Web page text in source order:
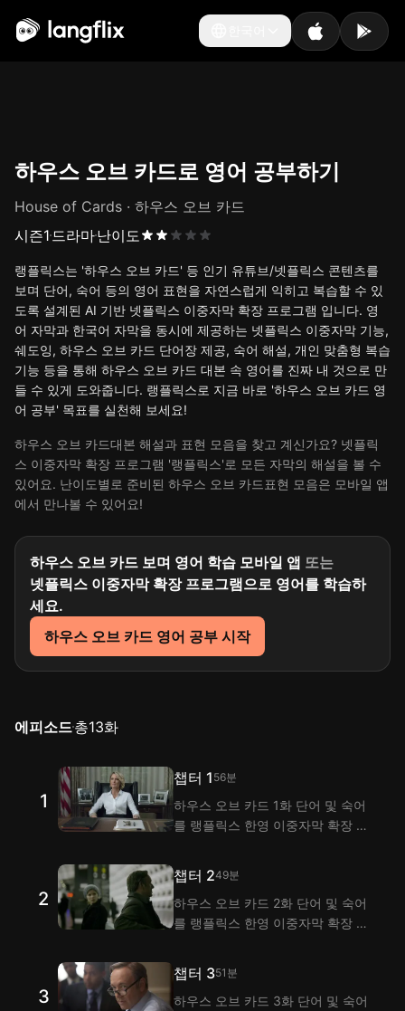
한국어
하우스 오브 카드로 영어 공부하기
House of Cards · 하우스 오브 카드
시즌1 드라마난이도
랭플릭스는 '하우스 오브 카드' 등 인기 유튜브/넷플릭스 콘텐츠를
보며 단어, 숙어 등의 영어 표현을 자연스럽게 익히고 복습할 수 있
도록 설계된 AI 기반 넷플릭스 이중자막 확장 프로그램 입니다. 영
어 자막과 한국어 자막을 동시에 제공하는 넷플릭스 이중자막 기능,
쉐도잉, 하우스 오브 카드 단어장 제공, 숙어 해설, 개인 맞춤형 복습
기능 등을 통해 하우스 오브 카드 대본 속 영어를 진짜 내 것으로 만
들 수 있게 도와줍니다. 랭플릭스로 지금 바로 '하우스 오브 카드 영
어 공부' 목표를 실천해 보세요!
하우스 오브 카드대본 해설과 표현 모음을 찾고 계신가요? 넷플릭
스 이중자막 확장 프로그램 '랭플릭스'로 모든 자막의 해설을 볼 수
있어요. 난이도별로 준비된 하우스 오브 카드표현 모음은 모바일 앱
에서 만나볼 수 있어요!
하우스 오브 카드 보며 영어 학습 모바일 앱 또는
넷플릭스 이중자막 확장 프로그램으로 영어를 학습하
세요.
하우스 오브 카드 영어 공부 시작
에피소드총13화
1
챕터 1 56분
하우스 오브 카드 1화 단어 및 숙어
를 랭플릭스 한영 이중자막 확장 프
오브 카드 1화 대사 해석을 제공해
요.
2
챕터 249분
하우스 오브 카드 2화 단어 및 숙어
를 랭플릭스 한영 이중자막 확장 프
오브 카드 2화 대사 해석을 제공해
요.
3
챕터 351분
하우스 오브 카드 3화 단어 및 숙어